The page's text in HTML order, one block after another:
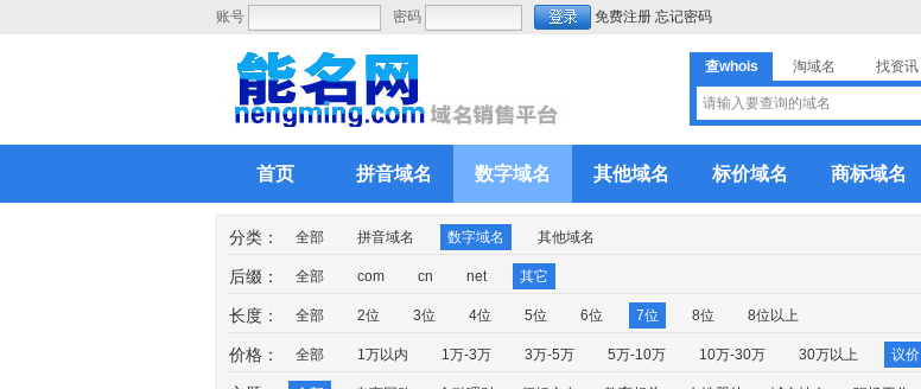
账号 密码 免费注册 忘记密码
查whois 淘域名 找资讯
首页 拼音域名 数字域名 其他域名 标价域名 商标域名
分类： 全部 拼音域名 数字域名 其他域名
后缀： 全部 com cn net 其它
长度： 全部 2位 3位 4位 5位 6位 7位 8位 8位以上
价格： 全部 1万以内 1万-3万 3万-5万 5万-10万 10万-30万 30万以上 议价